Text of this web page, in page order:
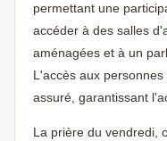
permettant une
accéder à des salles
aménagées et à un
L'accès aux
assuré, garantissant
La prière du vendredi,